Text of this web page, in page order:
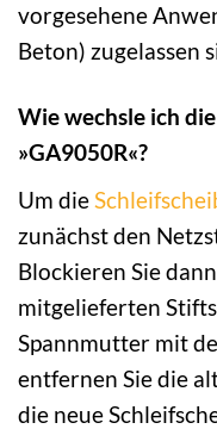
vorgesehene
Beton) zugelassen
Wie wechsle ich
»GA9050R«?
Um die
zunächst den
Blockieren Sie
mitgelieferten
Spannmutter mit
entfernen Sie die
die neue